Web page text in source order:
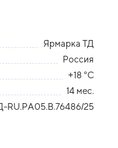
Ярмарка ТД
Россия
+18 °С
14 мес.
RU.РА05.В.76486/25